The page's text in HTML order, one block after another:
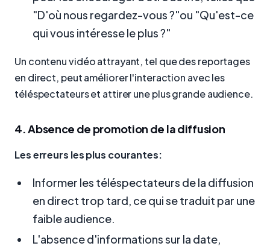
"D'où nous regardez-vous ?"ou "Qu'est-ce
qui vous intéresse le plus ?"
Un contenu vidéo attrayant, tel que des reportages
en direct, peut améliorer l'interaction avec les
téléspectateurs et attirer une plus grande audience.
4. Absence de promotion de la diffusion
Les erreurs les plus courantes:
Informer les téléspectateurs de la diffusion
en direct trop tard, ce qui se traduit par une
faible audience.
L'absence d'informations sur la date,